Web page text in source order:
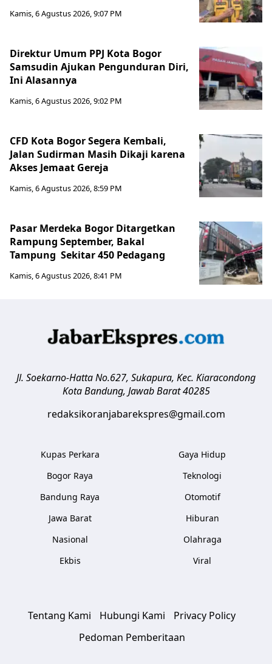
Kamis, 6 Agustus 2026, 9:07 PM
Direktur Umum PPJ Kota Bogor
Samsudin Ajukan Pengunduran Diri,
Ini Alasannya
Kamis, 6 Agustus 2026, 9:02 PM
CFD Kota Bogor Segera Kembali,
Jalan Sudirman Masih Dikaji karena
Akses Jemaat Gereja
Kamis, 6 Agustus 2026, 8:59 PM
Pasar Merdeka Bogor Ditargetkan
Rampung September, Bakal
Tampung Sekitar 450 Pedagang
Kamis, 6 Agustus 2026, 8:41 PM
Jl. Soekarno-Hatta No.627, Sukapura, Kec. Kiaracondong
Kota Bandung, Jawab Barat 40285
redaksikoranjabarekspres@gmail.com
Kupas Perkara
Bogor Raya
Bandung Raya
Jawa Barat
Nasional
Ekbis
Gaya Hidup
Teknologi
Otomotif
Hiburan
Olahraga
Viral
Tentang Kami Hubungi Kami
Privacy Policy
Pedoman Pemberitaan